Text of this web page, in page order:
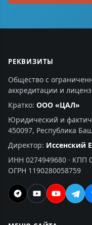
РЕКВИЗИТЫ
Общество с
аккредитации и
Кратко: ООО «ЦАЛ»
Юридический и
450097, Республика
Директор: Иссенский
ИНН 0274949680 · КПП
ОГРН 1190280058759